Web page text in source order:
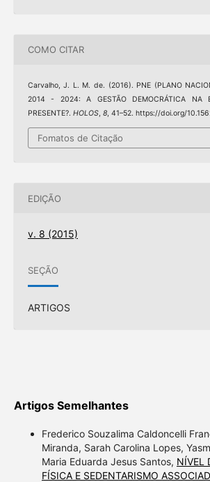
COMO CITAR
Carvalho, J. L. M. de. (2016). PNE (PLANO
2014 - 2024: A GESTÃO DEMOCRÁTICA NA
PRESENTE?. HOLOS, 8, 41–52. https://doi.org/
Fomatos de Citação
EDIÇÃO
v. 8 (2015)
SEÇÃO
ARTIGOS
Artigos Semelhantes
Frederico Souzalima Caldoncelli
Miranda, Sarah Carolina Lopes,
Maria Eduarda Jesus Santos, NÍVEL
FÍSICA E SEDENTARISMO